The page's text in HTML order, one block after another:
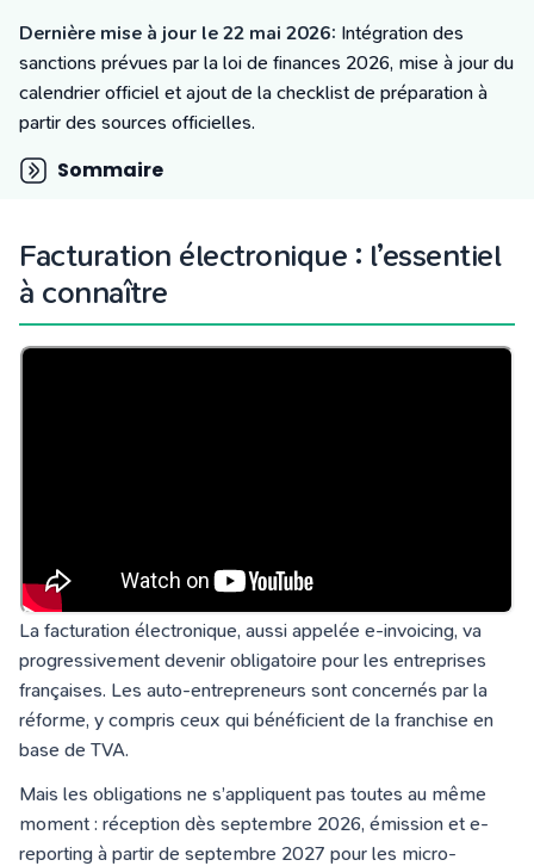
Dernière mise à jour le 22 mai 2026: Intégration des
sanctions prévues par la loi de finances 2026, mise à jour du
calendrier officiel et ajout de la checklist de préparation à
partir des sources officielles.
Sommaire
Facturation électronique : l’essentiel
à connaître
La facturation électronique, aussi appelée e-invoicing, va
progressivement devenir obligatoire pour les entreprises
françaises. Les auto-entrepreneurs sont concernés par la
réforme, y compris ceux qui bénéficient de la franchise en
base de TVA.
Mais les obligations ne s’appliquent pas toutes au même
moment : réception dès septembre 2026, émission et e-
reporting à partir de septembre 2027 pour les micro-